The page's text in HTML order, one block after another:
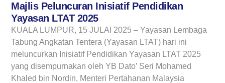
Majlis Peluncuran Inisiatif Pendidikan
Yayasan LTAT 2025
KUALA LUMPUR, 15 JULAI 2025 – Yayasan Lembaga
Tabung Angkatan Tentera (Yayasan LTAT) hari ini
meluncurkan Inisiatif Pendidikan Yayasan LTAT 2025
yang disempurnakan oleh YB Dato’ Seri Mohamed
Khaled bin Nordin, Menteri Pertahanan Malaysia